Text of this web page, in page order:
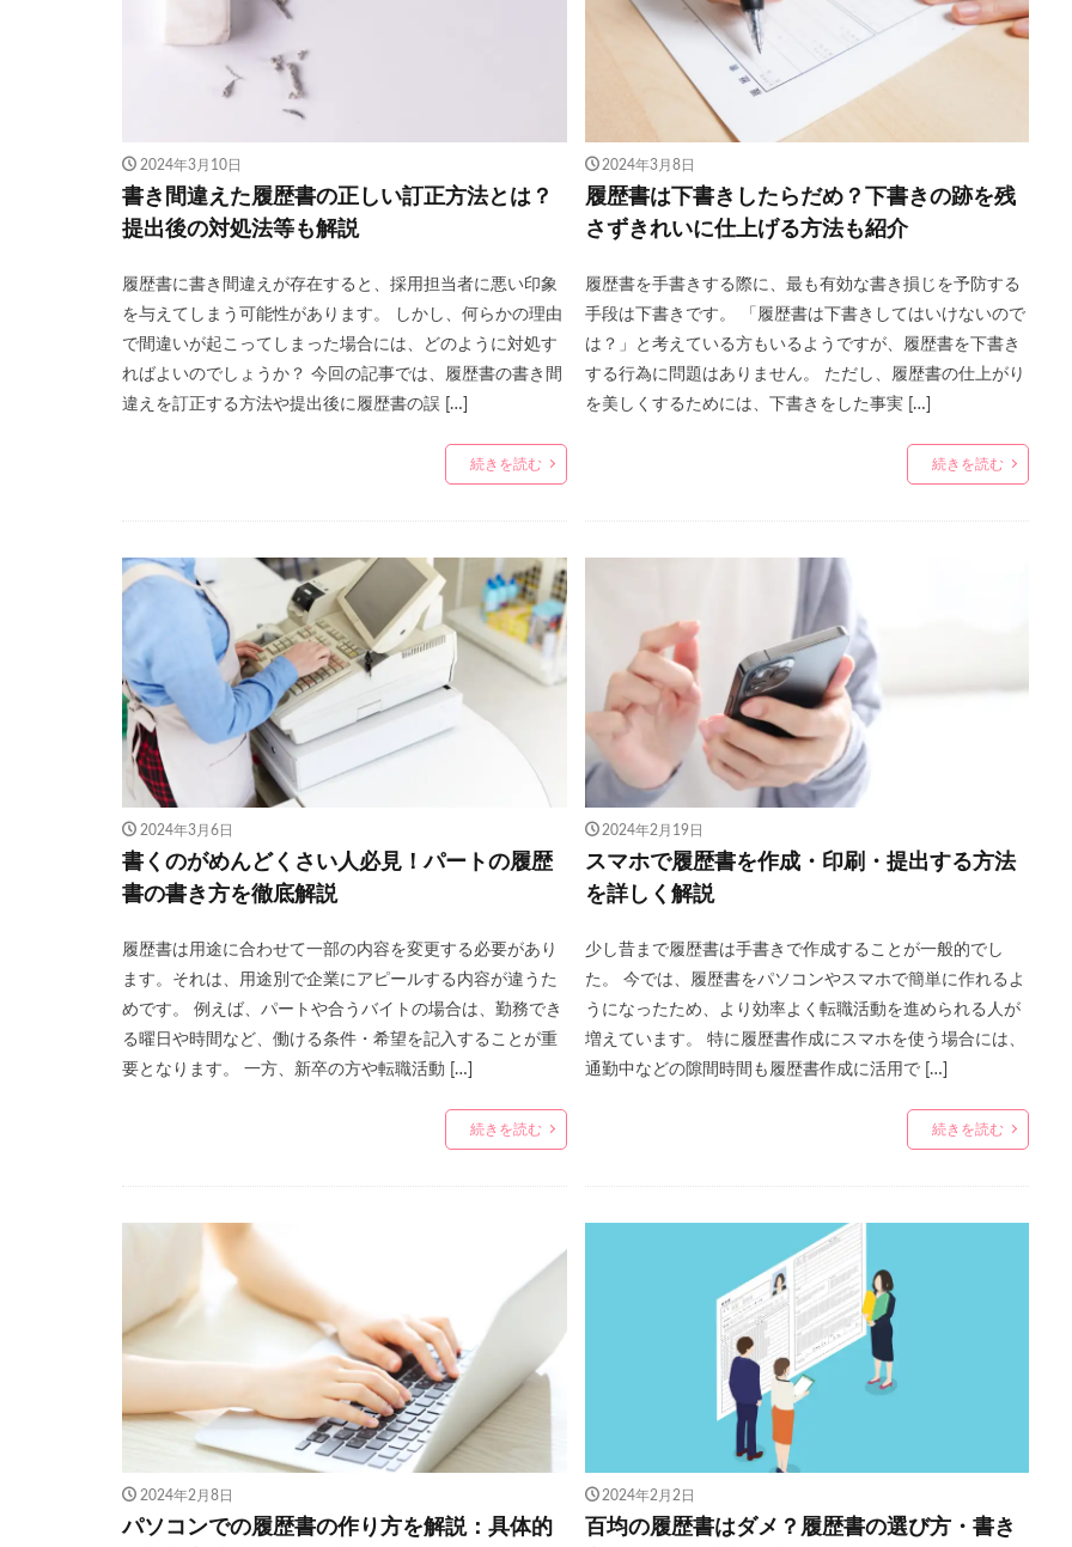
2024年3月10日
書き間違えた履歴書の正しい訂正方法とは？
提出後の対処法等も解説
履歴書に書き間違えが存在すると、採用担当者に悪い印象
を与えてしまう可能性があります。 しかし、何らかの理由
で間違いが起こってしまった場合には、どのように対処す
ればよいのでしょうか？ 今回の記事では、履歴書の書き間
違えを訂正する方法や提出後に履歴書の誤 […]
続きを読む
2024年3月8日
履歴書は下書きしたらだめ？下書きの跡を残
さずきれいに仕上げる方法も紹介
履歴書を手書きする際に、最も有効な書き損じを予防する
手段は下書きです。 「履歴書は下書きしてはいけないので
は？」と考えている方もいるようですが、履歴書を下書き
する行為に問題はありません。 ただし、履歴書の仕上がり
を美しくするためには、下書きをした事実 […]
続きを読む
2024年3月6日
書くのがめんどくさい人必見！パートの履歴
書の書き方を徹底解説
履歴書は用途に合わせて一部の内容を変更する必要があり
ます。それは、用途別で企業にアピールする内容が違うた
めです。 例えば、パートや合うバイトの場合は、勤務でき
る曜日や時間など、働ける条件・希望を記入することが重
要となります。 一方、新卒の方や転職活動 […]
続きを読む
2024年2月19日
スマホで履歴書を作成・印刷・提出する方法
を詳しく解説
少し昔まで履歴書は手書きで作成することが一般的でし
た。 今では、履歴書をパソコンやスマホで簡単に作れるよ
うになったため、より効率よく転職活動を進められる人が
増えています。 特に履歴書作成にスマホを使う場合には、
通勤中などの隙間時間も履歴書作成に活用で […]
続きを読む
2024年2月8日
パソコンでの履歴書の作り方を解説：具体的
2024年2月2日
百均の履歴書はダメ？履歴書の選び方・書き